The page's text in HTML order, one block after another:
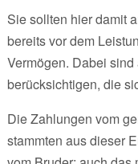
Sie sollten hier damit
bereits vor dem
Vermögen. Dabei
berücksichtigen, die
Die Zahlungen vom
stammten aus dieser